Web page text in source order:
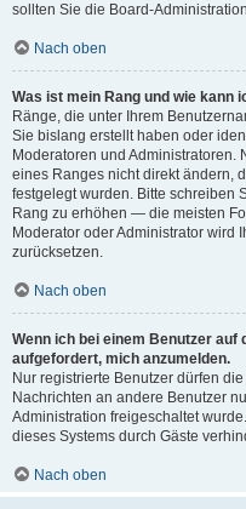
sollten Sie die Board-
Nach oben
Was ist mein Rang und wie kann
Ränge, die unter Ihrem
Sie bislang erstellt haben oder
Moderatoren und
eines Ranges nicht direkt ändern,
festgelegt wurden. Bitte schreiben
Rang zu erhöhen — die meisten
Moderator oder Administrator wird
zurücksetzen.
Nach oben
Wenn ich bei einem Benutzer auf
aufgefordert, mich anzumelden.
Nur registrierte Benutzer dürfen
Nachrichten an andere Benutzer
Administration freigeschaltet
dieses Systems durch Gäste
Nach oben